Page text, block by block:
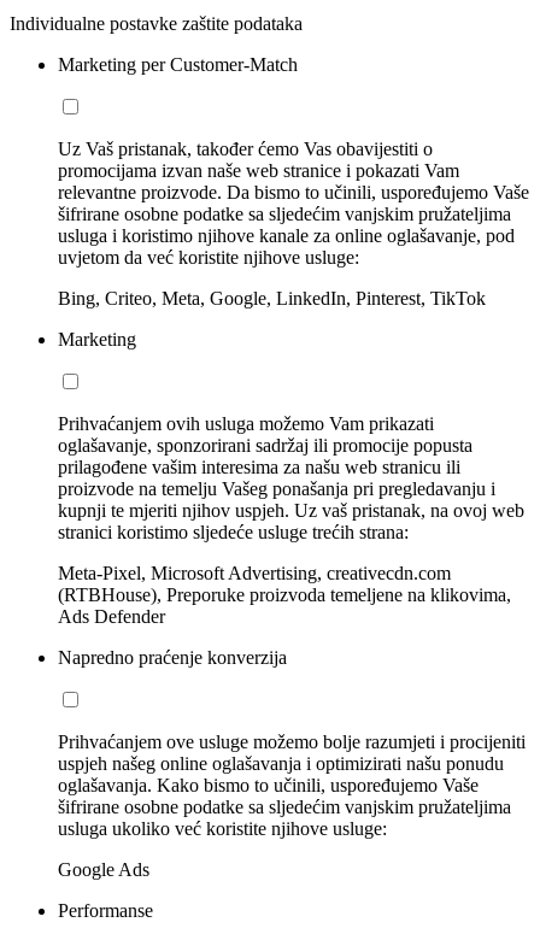
Individualne postavke zaštite podataka
Marketing per Customer-Match
Uz Vaš pristanak, također ćemo Vas obavijestiti o
promocijama izvan naše web stranice i pokazati Vam
relevantne proizvode. Da bismo to učinili, uspoređujemo Vaše
šifrirane osobne podatke sa sljedećim vanjskim pružateljima
usluga i koristimo njihove kanale za online oglašavanje, pod
uvjetom da već koristite njihove usluge:
Bing, Criteo, Meta, Google, LinkedIn, Pinterest, TikTok
Marketing
Prihvaćanjem ovih usluga možemo Vam prikazati
oglašavanje, sponzorirani sadržaj ili promocije popusta
prilagođene vašim interesima za našu web stranicu ili
proizvode na temelju Vašeg ponašanja pri pregledavanju i
kupnji te mjeriti njihov uspjeh. Uz vaš pristanak, na ovoj web
stranici koristimo sljedeće usluge trećih strana:
Meta-Pixel, Microsoft Advertising, creativecdn.com
(RTBHouse), Preporuke proizvoda temeljene na klikovima,
Ads Defender
Napredno praćenje konverzija
Prihvaćanjem ove usluge možemo bolje razumjeti i procijeniti
uspjeh našeg online oglašavanja i optimizirati našu ponudu
oglašavanja. Kako bismo to učinili, uspoređujemo Vaše
šifrirane osobne podatke sa sljedećim vanjskim pružateljima
usluga ukoliko već koristite njihove usluge:
Google Ads
Performanse